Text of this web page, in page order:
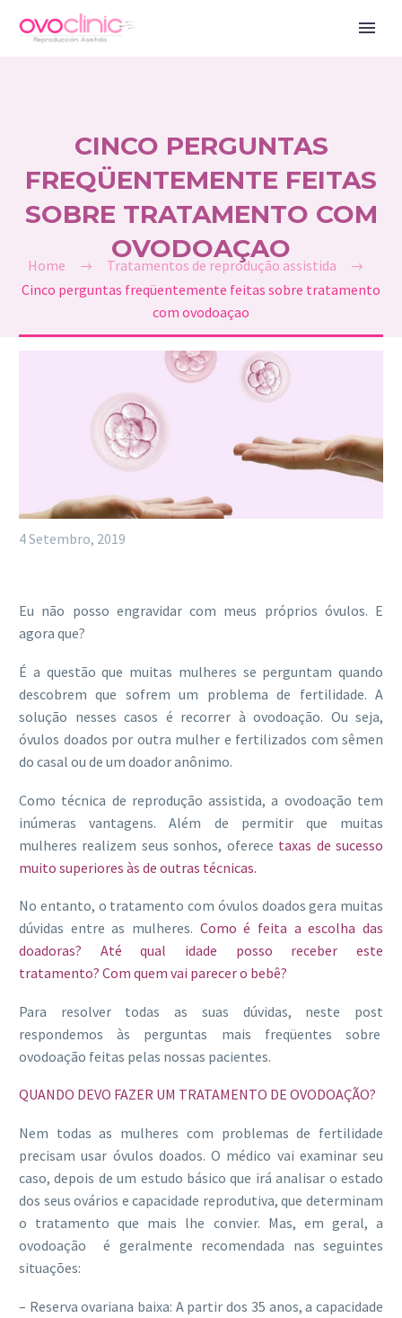
CINCO PERGUNTAS
FREQÜENTEMENTE FEITAS
SOBRE TRATAMENTO COM
OVODOAÇAO
Home
Tratamentos de reprodução assistida
Cinco perguntas freqüentemente feitas sobre tratamento
com ovodoaçao
4 Setembro, 2019
Eu não posso engravidar com meus próprios óvulos. E
agora que?
É a questão que muitas mulheres se perguntam quando
descobrem que sofrem um problema de fertilidade. A
solução nesses casos é recorrer à ovodoação. Ou seja,
óvulos doados por outra mulher e fertilizados com sêmen
do casal ou de um doador anônimo.
Como técnica de reprodução assistida, a ovodoação tem
inúmeras vantagens. Além de permitir que muitas
mulheres realizem seus sonhos, oferece taxas de sucesso
muito superiores às de outras técnicas.
No entanto, o tratamento com óvulos doados gera muitas
dúvidas entre as mulheres. Como é feita a escolha das
doadoras? Até qual idade posso receber este
tratamento? Com quem vai parecer o bebê?
Para resolver todas as suas dúvidas, neste post
respondemos às perguntas mais freqüentes sobre
ovodoação feitas pelas nossas pacientes.
QUANDO DEVO FAZER UM TRATAMENTO DE OVODOAÇÃO?
Nem todas as mulheres com problemas de fertilidade
precisam usar óvulos doados. O médico vai examinar seu
caso, depois de um estudo básico que irá analisar o estado
dos seus ovários e capacidade reprodutiva, que determinam
o tratamento que mais lhe convier. Mas, em geral, a
ovodoação é geralmente recomendada nas seguintes
situações:
– Reserva ovariana baixa: A partir dos 35 anos, a capacidade